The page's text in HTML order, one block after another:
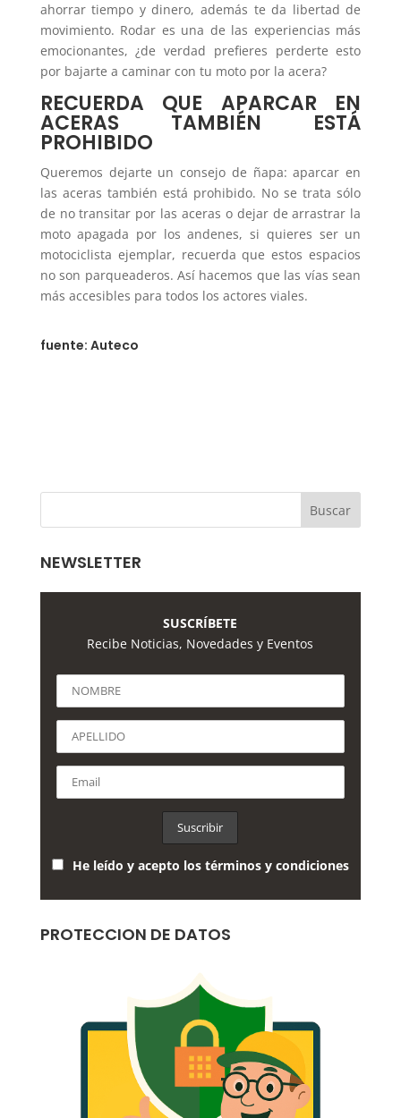
ahorrar tiempo y dinero, además te da libertad de
movimiento. Rodar es una de las experiencias más
emocionantes, ¿de verdad prefieres perderte esto
por bajarte a caminar con tu moto por la acera?
RECUERDA QUE APARCAR EN
ACERAS TAMBIÉN ESTÁ
PROHIBIDO
Queremos dejarte un consejo de ñapa: aparcar en
las aceras también está prohibido. No se trata sólo
de no transitar por las aceras o dejar de arrastrar la
moto apagada por los andenes, si quieres ser un
motociclista ejemplar, recuerda que estos espacios
no son parqueaderos. Así hacemos que las vías sean
más accesibles para todos los actores viales.
fuente: Auteco
NEWSLETTER
SUSCRÍBETE
Recibe Noticias, Novedades y Eventos
He leído y acepto los términos y condiciones
PROTECCION DE DATOS